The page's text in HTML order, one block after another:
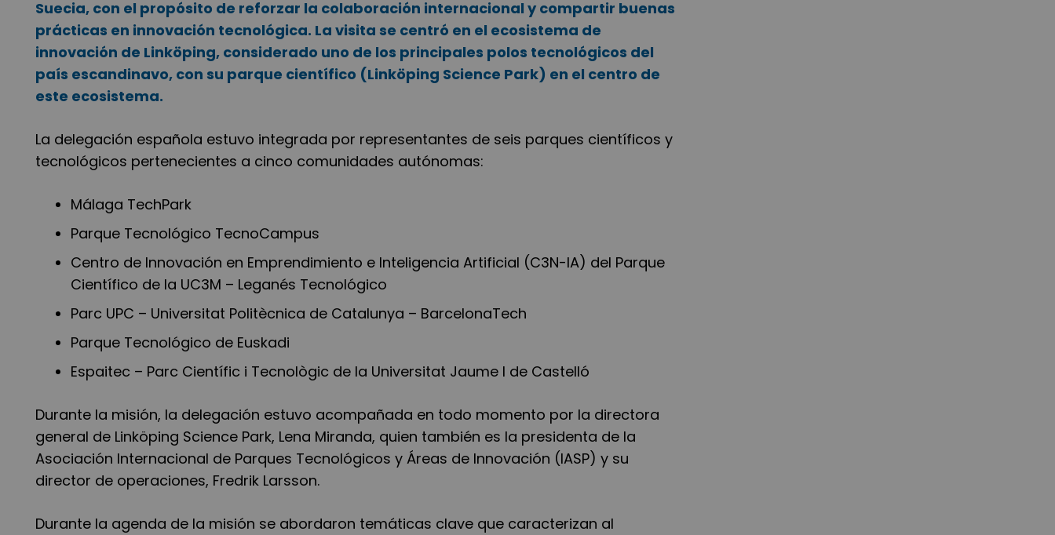
Suecia, con el propósito de reforzar la colaboración internacional y compartir buenas
prácticas en innovación tecnológica. La visita se centró en el ecosistema de
innovación de Linköping, considerado uno de los principales polos tecnológicos del
país escandinavo, con su parque científico (Linköping Science Park) en el centro de
este ecosistema.
La delegación española estuvo integrada por representantes de seis parques científicos y
tecnológicos pertenecientes a cinco comunidades autónomas:
Málaga TechPark
Parque Tecnológico TecnoCampus
Centro de Innovación en Emprendimiento e Inteligencia Artificial (C3N-IA) del Parque
Científico de la UC3M – Leganés Tecnológico
Parc UPC – Universitat Politècnica de Catalunya – BarcelonaTech
Parque Tecnológico de Euskadi
Espaitec – Parc Científic i Tecnològic de la Universitat Jaume I de Castelló
Durante la misión, la delegación estuvo acompañada en todo momento por la directora
general de Linköping Science Park, Lena Miranda, quien también es la presidenta de la
Asociación Internacional de Parques Tecnológicos y Áreas de Innovación (IASP) y su
director de operaciones, Fredrik Larsson.
Durante la agenda de la misión se abordaron temáticas clave que caracterizan al